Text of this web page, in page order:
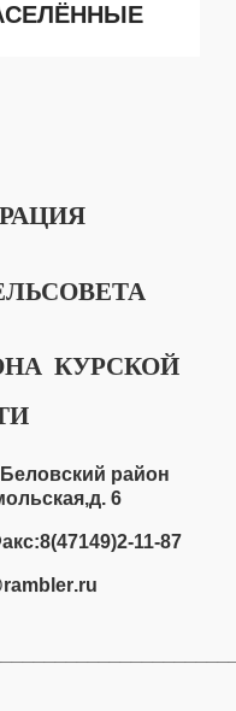
КУРСКОЙ
район
6
11-87
rambler.ru